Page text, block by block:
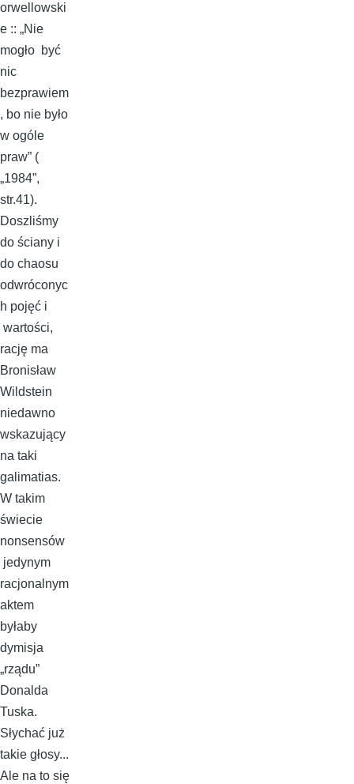
orwellowski
e :: „Nie
mogło być
nic
bezprawiem
, bo nie było
w ogóle
praw” (
„1984”,
str.41).
Doszliśmy
do ściany i
do chaosu
odwróconyc
h pojęć i
wartości,
rację ma
Bronisław
Wildstein
niedawno
wskazujący
na taki
galimatias.
W takim
świecie
nonsensów
jedynym
racjonalnym
aktem
byłaby
dymisja
„rządu”
Donalda
Tuska.
Słychać już
takie głosy...
Ale na to się